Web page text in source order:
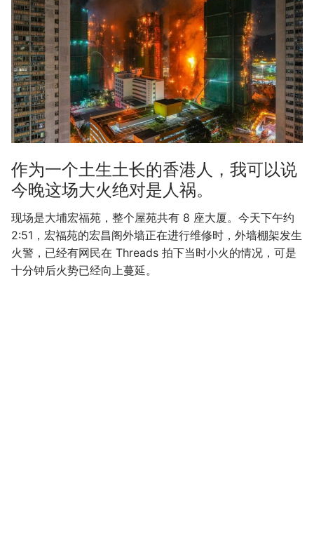
作为一个土生土长的香港人，我可以说
今晚这场大火绝对是人祸。
现场是大埔宏福苑，整个屋苑共有 8 座大厦。今天下午约
2:51，宏福苑的宏昌阁外墙正在进行维修时，外墙棚架发生
火警，已经有网民在 Threads 拍下当时小火的情况，可是
十分钟后火势已经向上蔓延。